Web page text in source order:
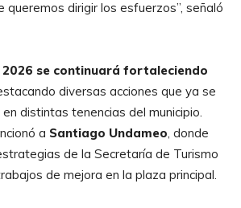
queremos dirigir los esfuerzos”, señaló
2026 se continuará fortaleciendo
diversas acciones que ya se
distintas tenencias del municipio.
a Santiago Undameo, donde
de la Secretaría de Turismo
de mejora en la plaza principal.